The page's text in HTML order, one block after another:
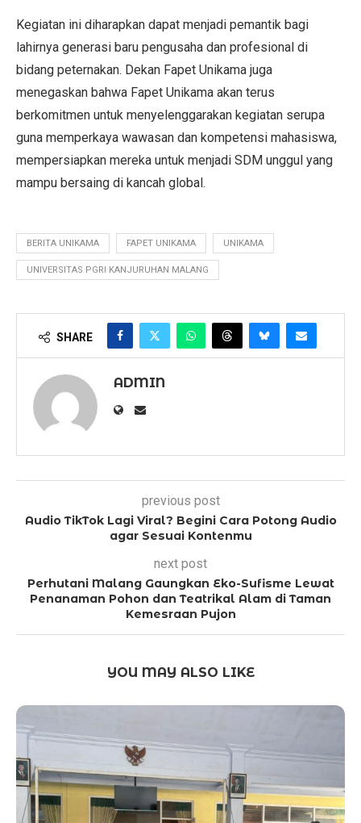
Kegiatan ini diharapkan dapat menjadi pemantik bagi
lahirnya generasi baru pengusaha dan profesional di
bidang peternakan. Dekan Fapet Unikama juga
menegaskan bahwa Fapet Unikama akan terus
berkomitmen untuk menyelenggarakan kegiatan serupa
guna memperkaya wawasan dan kompetensi mahasiswa,
mempersiapkan mereka untuk menjadi SDM unggul yang
mampu bersaing di kancah global.
BERITA UNIKAMA FAPET UNIKAMA UNIKAMA
UNIVERSITAS PGRI KANJURUHAN MALANG
SHARE
ADMIN
previous post
Audio TikTok Lagi Viral? Begini Cara Potong Audio
agar Sesuai Kontenmu
next post
Perhutani Malang Gaungkan Eko-Sufisme Lewat
Penanaman Pohon dan Teatrikal Alam di Taman
Kemesraan Pujon
YOU MAY ALSO LIKE